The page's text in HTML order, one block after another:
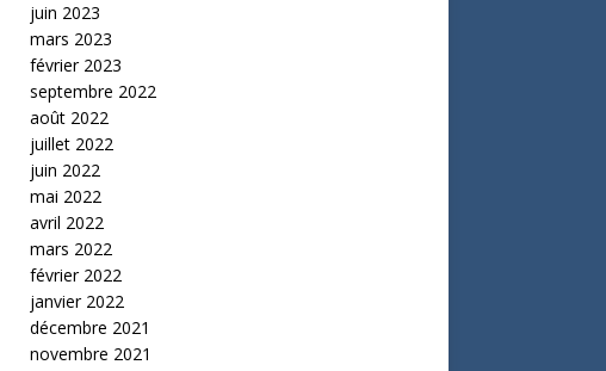
juin 2023
mars 2023
février 2023
septembre 2022
août 2022
juillet 2022
juin 2022
mai 2022
avril 2022
mars 2022
février 2022
janvier 2022
décembre 2021
novembre 2021